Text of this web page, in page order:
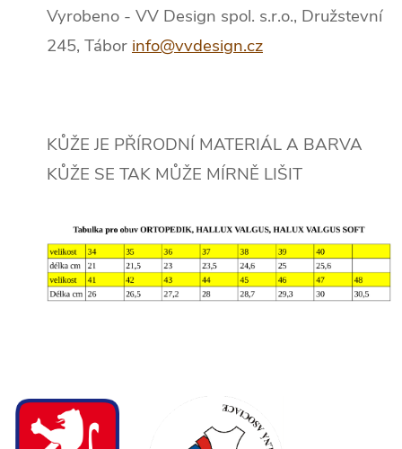
Vyrobeno - VV Design spol. s.r.o., Družstevní
245, Tábor info@vvdesign.cz
KŮŽE JE PŘÍRODNÍ MATERIÁL A BARVA
KŮŽE SE TAK MŮŽE MÍRNĚ LIŠIT